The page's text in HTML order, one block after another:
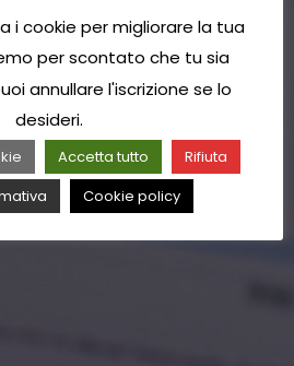
i cookie per migliorare la tua
per scontato che tu sia
annullare l'iscrizione se lo
desideri.
Accetta tutto
Rifiuta
Cookie policy